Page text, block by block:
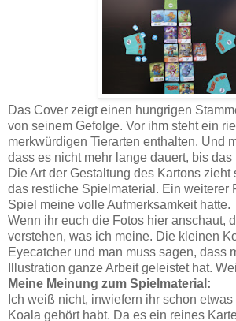
Das Cover zeigt einen hungrigen
von seinem Gefolge. Vor ihm steht ein
merkwürdigen Tierarten enthalten. Und
dass es nicht mehr lange dauert, bis das
Die Art der Gestaltung des Kartons zieht
das restliche Spielmaterial. Ein weiterer
Spiel meine volle Aufmerksamkeit hatte.
Wenn ihr euch die Fotos hier anschaut,
verstehen, was ich meine. Die kleinen
Eyecatcher und man muss sagen, dass
Illustration ganze Arbeit geleistet hat.
Meine Meinung zum Spielmaterial:
Ich weiß nicht, inwiefern ihr schon
Koala gehört habt. Da es ein reines